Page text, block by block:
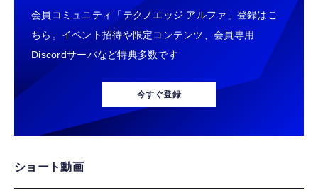
会員コミュニティ「テクノエッジ アルファ」登録はこ
ちら。イベント招待や限定コンテンツ、会員専用
Discordサーバなど特典多数です
今すぐ登録
ショート動画